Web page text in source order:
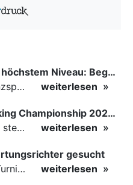
Tanzsport auf höchstem Niveau: Begeisterung bei den Turnieren in…
Ein rundum gelungenes Tanzsport-Wochenende liegt hinter den Paaren und Organisatoren in Enzklösterle. Am 1. und 2. August 2026 verwandelte sich die Festhalle wieder in einen lebendigen Mittelpunkt des…
weiterlesen
German Breaking Championship 2026 in Hannover
Der erste Deutsche Meister steht fest B-Boy Roman siegt bei den Juniors
weiterlesen
gesucht
Für einige nachgemeldete Turniere im 2 Halbjahr sucht der ZWE noch Wertungsrichter.
weiterlesen